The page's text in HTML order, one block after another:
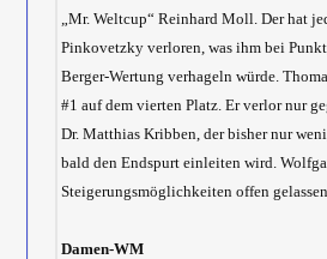
„Mr. Weltcup“ Reinhard Moll. Der hat
Pinkovetzky verloren, was ihm bei
Berger-Wertung verhageln würde.
#1 auf dem vierten Platz. Er verlor nur
Dr. Matthias Kribben, der bisher nur
bald den Endspurt einleiten wird.
Steigerungsmöglichkeiten offen
Damen-WM